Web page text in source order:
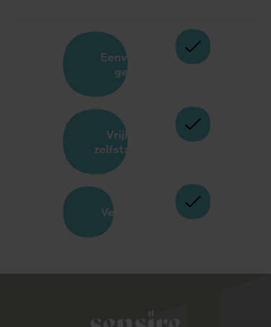
Eenvoudig in
gebruik
Vrijheid en
zelfstandigheid
Veilig gevoel